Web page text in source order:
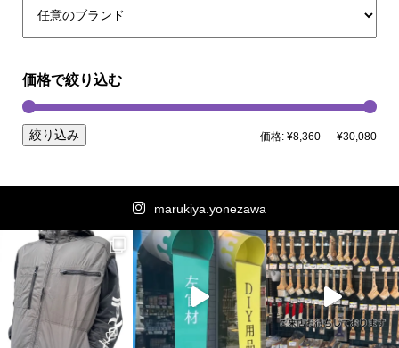
価格で絞り込む
絞り込み 価格:¥8,360 —¥30,080
marukiya.yonezawa